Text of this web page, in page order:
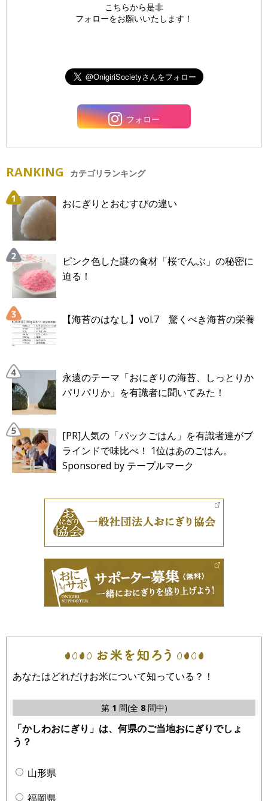
こちらから是非
フォローをお願いいたします！
フォロー
RANKING カテゴリランキング
おにぎりとおむすびの違い
ピンク色した謎の食材「桜でんぶ」の秘密に
迫る！
【海苔のはなし】vol.7 驚くべき海苔の栄養
永遠のテーマ「おにぎりの海苔、しっとりか
パリパリか」を有識者に聞いてみた！
[PR]人気の「パックごはん」を有識者達がブ
ラインドで味比べ！ 1位はあのごはん。
Sponsored by テーブルマーク
あなたはどれだけお米について知っている？！
第 1 問(全 8問中)
「かしわおにぎり」は、何県のご当地おにぎりでしょ
う？
山形県
福岡県